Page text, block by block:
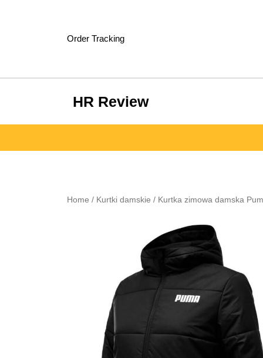
Order Tracking
HR Review
Home / Kurtki damskie / Kurtka zimowa damska